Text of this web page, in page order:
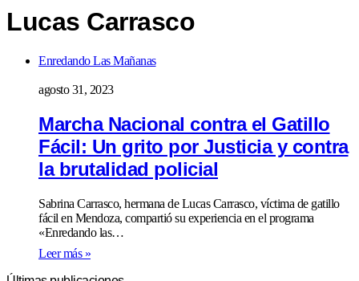
Lucas Carrasco
Enredando Las Mañanas
agosto 31, 2023
Marcha Nacional contra el Gatillo
Fácil: Un grito por Justicia y contra
la brutalidad policial
Sabrina Carrasco, hermana de Lucas Carrasco, víctima de gatillo
fácil en Mendoza, compartió su experiencia en el programa
«Enredando las…
Leer más »